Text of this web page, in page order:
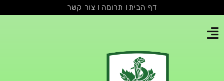
דף הבית תרומה צור קשר